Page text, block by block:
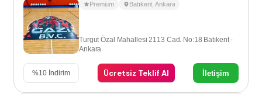
Premium Batıkent ,Ankara
Turgut Özal Mahallesi 2113 Cad. No:18 Batıkent -
Ankara
%10 İndirim Ücretsiz Teklif Al İletişim